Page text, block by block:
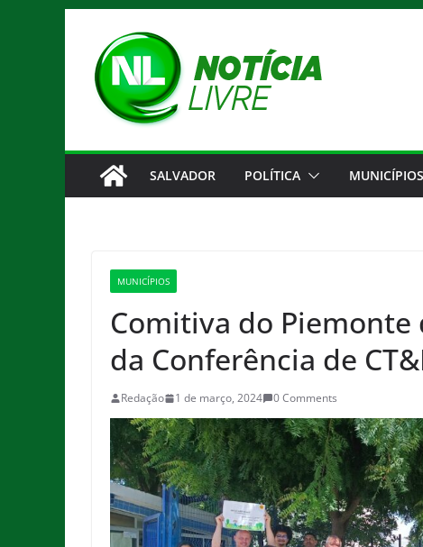
conteúdo
SALVADOR POLÍTICA MUNICÍPIOS
MUNICÍPIOS
Comitiva do
da Conferência de
Redação 1 de março, 2024 0 Comments